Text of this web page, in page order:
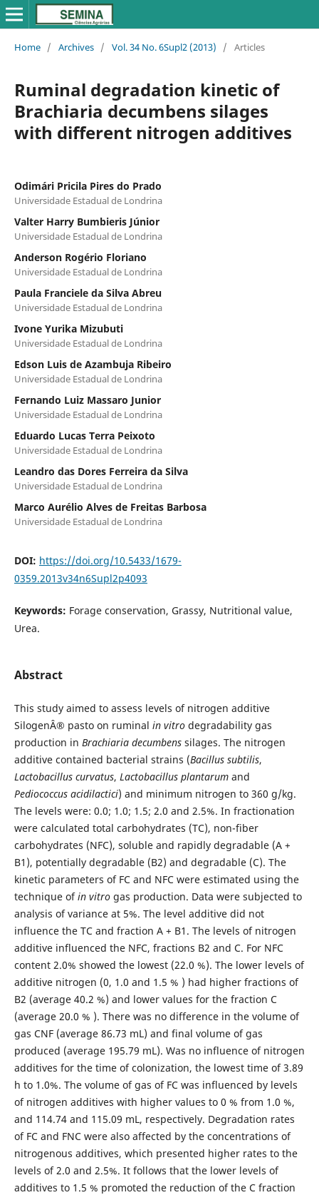
Home / Archives / Vol. 34 No. 6Supl2 (2013) / Articles
Ruminal degradation kinetic of
Brachiaria decumbens silages
with different nitrogen additives
Odimári Pricila Pires do Prado
Universidade Estadual de Londrina
Valter Harry Bumbieris Júnior
Universidade Estadual de Londrina
Anderson Rogério Floriano
Universidade Estadual de Londrina
Paula Franciele da Silva Abreu
Universidade Estadual de Londrina
Ivone Yurika Mizubuti
Universidade Estadual de Londrina
Edson Luis de Azambuja Ribeiro
Universidade Estadual de Londrina
Fernando Luiz Massaro Junior
Universidade Estadual de Londrina
Eduardo Lucas Terra Peixoto
Universidade Estadual de Londrina
Leandro das Dores Ferreira da Silva
Universidade Estadual de Londrina
Marco Aurélio Alves de Freitas Barbosa
Universidade Estadual de Londrina
DOI: https://doi.org/10.5433/1679-
0359.2013v34n6Supl2p4093
Keywords: Forage conservation, Grassy, Nutritional value,
Urea.
Abstract
This study aimed to assess levels of nitrogen additive
SilogenÂ® pasto on ruminal in vitro degradability gas
production in Brachiaria decumbens silages. The nitrogen
additive contained bacterial strains (Bacillus subtilis,
Lactobacillus curvatus, Lactobacillus plantarum and
Pediococcus acidilactici) and minimum nitrogen to 360 g/kg.
The levels were: 0.0; 1.0; 1.5; 2.0 and 2.5%. In fractionation
were calculated total carbohydrates (TC), non-fiber
carbohydrates (NFC), soluble and rapidly degradable (A +
B1), potentially degradable (B2) and degradable (C). The
kinetic parameters of FC and NFC were estimated using the
technique ofin vitro gas production. Data were subjected to
analysis of variance at 5%. The level additive did not
influence the TC and fraction A + B1. The levels of nitrogen
additive influenced the NFC, fractions B2 and C. For NFC
content 2.0% showed the lowest (22.0 %). The lower levels of
additive nitrogen (0, 1.0 and 1.5 % ) had higher fractions of
B2 (average 40.2 %) and lower values for the fraction C
(average 20.0 % ). There was no difference in the volume of
gas CNF (average 86.73 mL) and final volume of gas
produced (average 195.79 mL). Was no influence of nitrogen
additives for the time of colonization, the lowest time of 3.89
h to 1.0%. The volume of gas of FC was influenced by levels
of nitrogen additives with higher values to 0 % from 1.0 %,
and 114.74 and 115.09 mL, respectively. Degradation rates
of FC and FNC were also affected by the concentrations of
nitrogenous additives, which presented higher rates to the
levels of 2.0 and 2.5%. It follows that the lower levels of
additives to 1.5 % promoted the reduction of the C fraction